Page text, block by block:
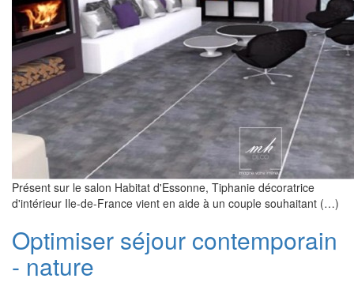
Présent sur le salon Habitat d'Essonne, Tiphanie décoratrice
d'intérieur Ile-de-France vient en aide à un couple souhaitant (…)
Optimiser séjour contemporain
- nature